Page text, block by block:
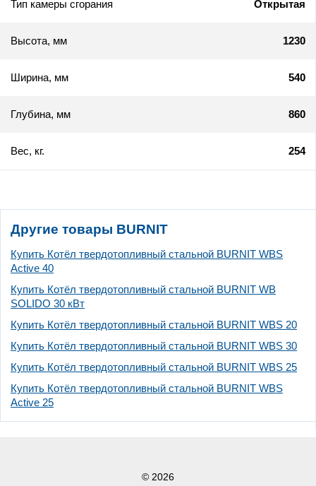
Тип камеры сгорания Открытая
Высота, мм 1230
Ширина, мм 540
Глубина, мм 860
Вес, кг. 254
Другие товары BURNIT
Купить Котёл твердотопливный стальной BURNIT WBS
Active 40
Купить Котёл твердотопливный стальной BURNIT WB
SOLIDO 30 кВт
Купить Котёл твердотопливный стальной BURNIT WBS 20
Купить Котёл твердотопливный стальной BURNIT WBS 30
Купить Котёл твердотопливный стальной BURNIT WBS 25
Купить Котёл твердотопливный стальной BURNIT WBS
Active 25
© 2026